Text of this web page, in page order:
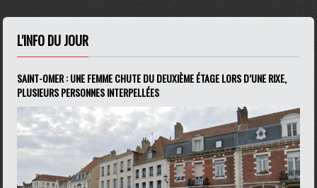
L'INFO DU JOUR
SAINT-OMER : UNE FEMME CHUTE DU DEUXIÈME ÉTAGE LORS D’UNE RIXE,
PLUSIEURS PERSONNES INTERPELLÉES